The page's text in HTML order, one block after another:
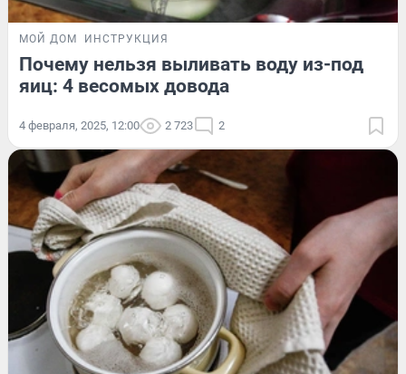
МОЙ ДОМ ИНСТРУКЦИЯ
Почему нельзя выливать воду из-под
яиц: 4 весомых довода
4 февраля, 2025, 12:00 2 723 2